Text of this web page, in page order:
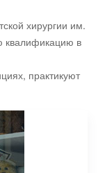
хирургии им.
квалификацию в
практикуют